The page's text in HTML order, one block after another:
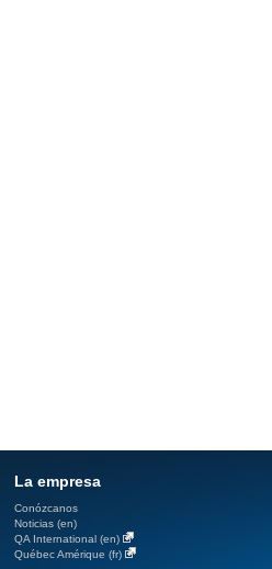
La empresa
Conózcanos
Noticias (en)
QA International (en)
Québec Amérique (fr)